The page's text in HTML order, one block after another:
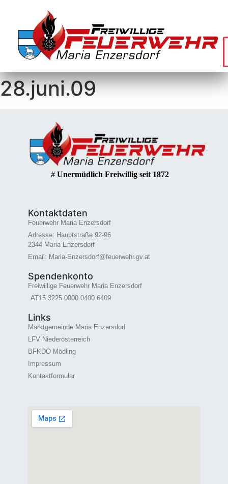
28.juni.09
# Unermüdlich Freiwillig seit 1872
Kontaktdaten
Feuerwehr Maria Enzersdorf
Adresse: Hauptstraße 92-96
2344 Maria Enzersdorf
Email: Maria-Enzersdorf@feuerwehr.gv.at
Spendenkonto
Freiwillige Feuerwehr Maria Enzersdorf
AT15 3225 0000 0400 6409
Links
Marktgemeinde Maria Enzersdorf
LFV Niederösterreich
BFKDO Mödling
Impressum
Kontaktformular